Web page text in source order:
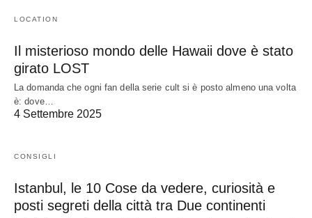
LOCATION
Il misterioso mondo delle Hawaii dove è stato
girato LOST
La domanda che ogni fan della serie cult si è posto almeno una volta
è: dove…
4 Settembre 2025
CONSIGLI
Istanbul, le 10 Cose da vedere, curiosità e
posti segreti della città tra Due continenti